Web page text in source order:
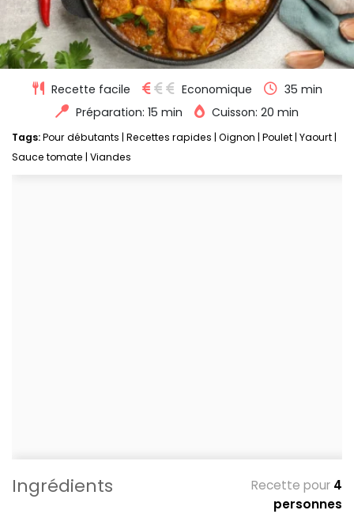
Recette facile Economique
35 min
Préparation: 15 min
Cuisson: 20 min
Tags:Pour débutants Recettes rapides Oignon Poulet Yaourt
Sauce tomate Viandes
Ingrédients Recette pour 4
personnes